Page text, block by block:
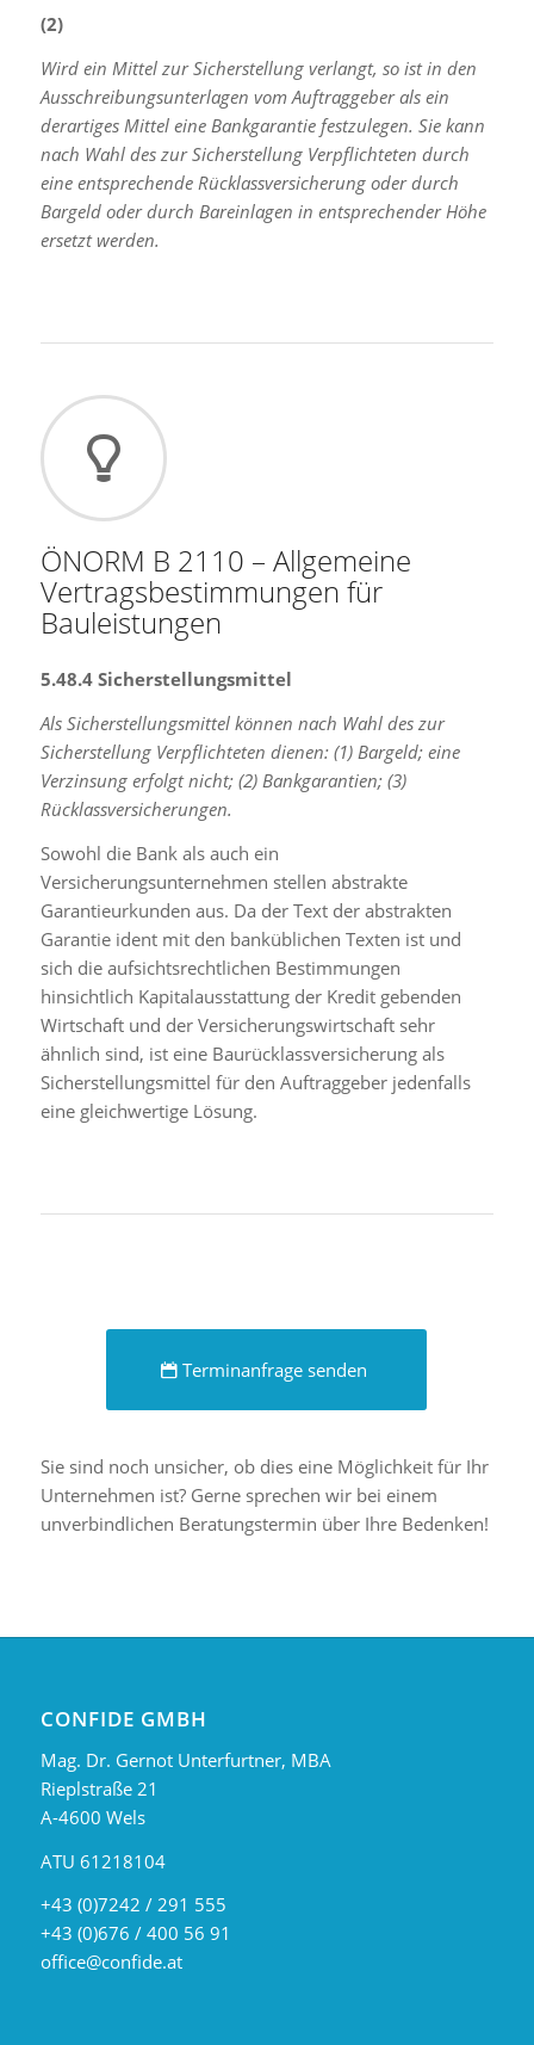
(2)
Wird ein Mittel zur Sicherstellung verlangt, so ist in den
Ausschreibungsunterlagen vom Auftraggeber als ein
derartiges Mittel eine Bankgarantie festzulegen. Sie kann
nach Wahl des zur Sicherstellung Verpflichteten durch
eine entsprechende Rücklassversicherung oder durch
Bargeld oder durch Bareinlagen in entsprechender Höhe
ersetzt werden.
ÖNORM B 2110 – Allgemeine
Vertragsbestimmungen für
Bauleistungen
5.48.4 Sicherstellungsmittel
Als Sicherstellungsmittel können nach Wahl des zur
Sicherstellung Verpflichteten dienen: (1) Bargeld; eine
Verzinsung erfolgt nicht; (2) Bankgarantien; (3)
Rücklassversicherungen.
Sowohl die Bank als auch ein
Versicherungsunternehmen stellen abstrakte
Garantieurkunden aus. Da der Text der abstrakten
Garantie ident mit den banküblichen Texten ist und
sich die aufsichtsrechtlichen Bestimmungen
hinsichtlich Kapitalausstattung der Kredit gebenden
Wirtschaft und der Versicherungswirtschaft sehr
ähnlich sind, ist eine Baurücklassversicherung als
Sicherstellungsmittel für den Auftraggeber jedenfalls
eine gleichwertige Lösung.
Terminanfrage senden
Sie sind noch unsicher, ob dies eine Möglichkeit für Ihr
Unternehmen ist? Gerne sprechen wir bei einem
unverbindlichen Beratungstermin über Ihre Bedenken!
CONFIDE GMBH
Mag. Dr. Gernot Unterfurtner, MBA
Rieplstraße 21
A-4600 Wels
ATU 61218104
+43 (0)7242 / 291 555
+43 (0)676 / 400 56 91
office@confide.at